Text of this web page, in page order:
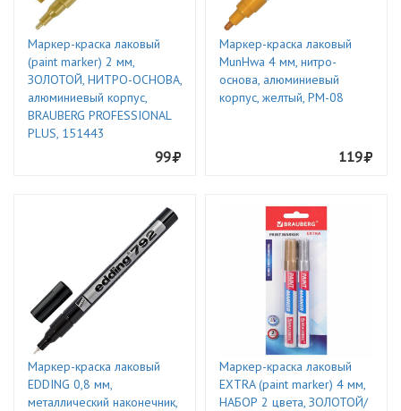
Маркер-краска лаковый
(paint marker) 2 мм,
ЗОЛОТОЙ, НИТРО-ОСНОВА,
алюминиевый корпус,
BRAUBERG PROFESSIONAL
PLUS, 151443
99
Маркер-краска лаковый
MunHwa 4 мм, нитро-
основа, алюминиевый
корпус, желтый, PM-08
119
Маркер-краска лаковый
EDDING 0,8 мм,
металлический наконечник,
Маркер-краска лаковый
EXTRA (paint marker) 4 мм,
НАБОР 2 цвета, ЗОЛОТОЙ/